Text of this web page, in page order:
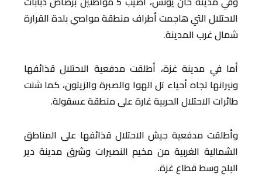
الاحتلال التي هاجمت أطراف منطقة مواصي بلدة القرارة
شمال غرب المدينة.
أما في مدينة غزة، أطلقت مدفعية الاحتلال قذائفها
ونيرانها تجاه أحياء تل الهوا والصبرة والزيتون، كما شنت
طائرات الاحتلال الحربية غارة على منطقة عسقولة.
وأطلقت مدفعية جيش الاحتلال قذائفها على المناطق
الشمالية الغربية من مخيم النصيرات وشرق مدينة دير
البلح وسط قطاع غزة.